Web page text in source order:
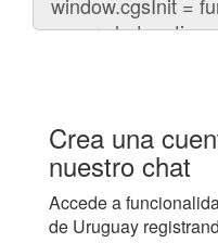
chat
Crea una
nuestro chat
Accede a
de Uruguay